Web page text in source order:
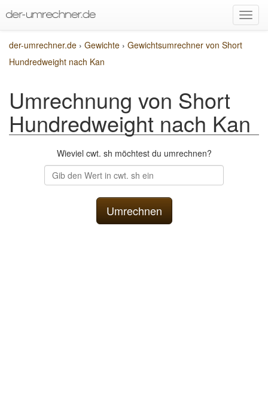
der-umrechner.de › Gewichte › Gewichtsumrechner von Short
Hundredweight nach Kan
Umrechnung von Short
Hundredweight nach Kan
Wieviel cwt. sh möchtest du umrechnen?